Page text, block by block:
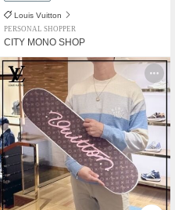
Louis Vuitton
PERSONAL SHOPPER
CITY MONO SHOP